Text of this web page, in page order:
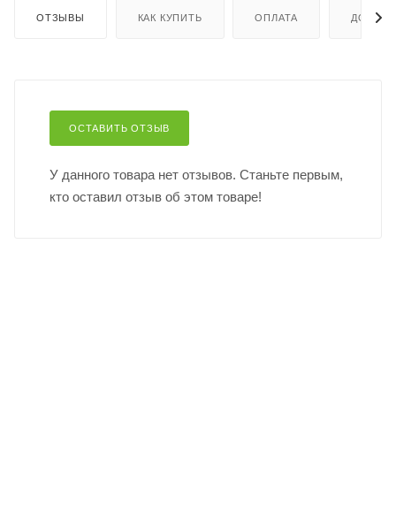
ОТЗЫВЫ КАК КУПИТЬ ОПЛАТА
ОСТАВИТЬ ОТЗЫВ
У данного товара нет отзывов. Станьте первым,
кто оставил отзыв об этом товаре!